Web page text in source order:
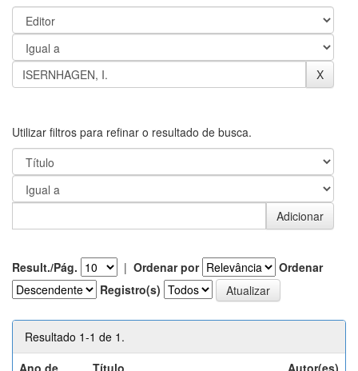
Utilizar filtros para refinar o resultado de busca.
Result./Pág. | Ordenar por
Ordenar
Registro(s)
Resultado 1-1 de 1.
Ano de
Título Autor(es)